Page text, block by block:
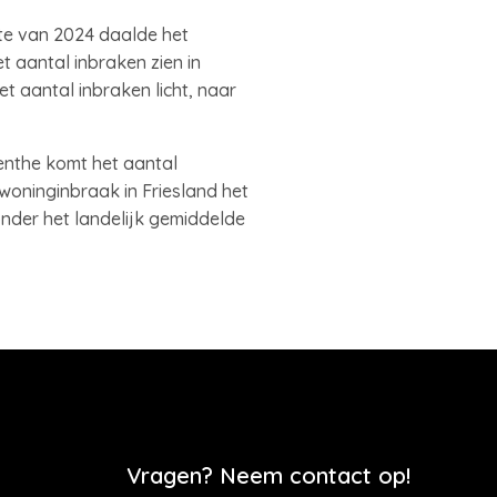
van 2024 daalde het
aantal inbraken zien in
aantal inbraken licht, naar
komt het aantal
in Friesland het
het landelijk gemiddelde
Vragen? Neem contact op!